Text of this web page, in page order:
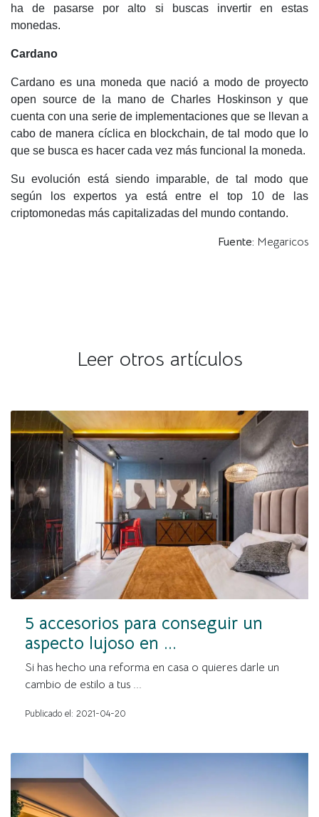
ha de pasarse por alto si buscas invertir en estas
monedas.
Cardano
Cardano es una moneda que nació a modo de proyecto
open source de la mano de Charles Hoskinson y que
cuenta con una serie de implementaciones que se llevan a
cabo de manera cíclica en blockchain, de tal modo que lo
que se busca es hacer cada vez más funcional la moneda.
Su evolución está siendo imparable, de tal modo que
según los expertos ya está entre el top 10 de las
criptomonedas más capitalizadas del mundo contando.
Fuente: Megaricos
Leer otros artículos
5 accesorios para conseguir un
aspecto lujoso en ...
Si has hecho una reforma en casa o quieres darle un
cambio de estilo a tus ...
Publicado el: 2021-04-20